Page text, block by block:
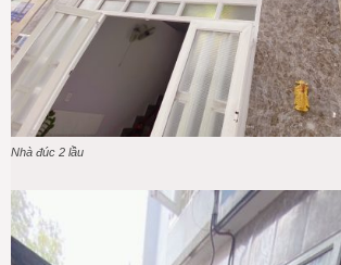
Nhà đúc 2 lầu